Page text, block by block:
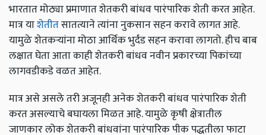
भारतात मोठ्या प्रमाणात शेतकरी बांधव पारंपारिक शेती करत आहेत.
मात्र याशेतीतसातत्याने त्यांना नुकसान सहन करावे लागत आहे.
यामुळे शेतकऱ्यांना मोठा आर्थिक भुर्दंड सहन करावा लागतो. हीच बाब
लक्षात घेता आता काही शेतकरी बांधव नवीन प्रकारच्या पिकांच्या
लागवडीकडे वळत आहेत.
मात्र असे असले तरी अजूनही अनेक शेतकरी बांधव पारंपारिक शेती
करत असल्याचे बघायला मिळत आहे. यामुळे कृषी क्षेत्रातील
जाणकार लोक शेतकरी बांधवांना पारंपारिक पीक पद्धतीला फाटा